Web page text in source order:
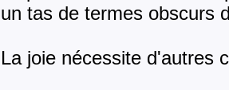
un tas de termes obscurs
La joie nécessite d'autres